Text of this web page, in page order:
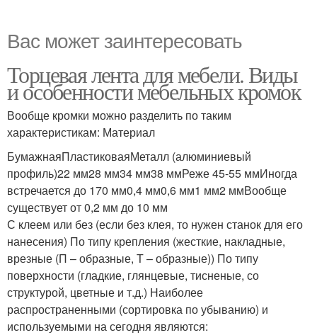
Вас может заинтересовать
Торцевая лента для мебели. Виды
и особенности мебельных кромок
Вообще кромки можно разделить по таким
характеристикам: Материал
БумажнаяПластиковаяМеталл (алюминиевый
профиль)22 мм28 мм34 мм38 ммРеже 45-55 ммИногда
встречается до 170 мм0,4 мм0,6 мм1 мм2 ммВообще
существует от 0,2 мм до 10 мм
С клеем или без (если без клея, то нужен станок для его
нанесения) По типу крепления (жесткие, накладные,
врезные (П – образные, Т – образные)) По типу
поверхности (гладкие, глянцевые, тисненые, со
структурой, цветные и т.д.) Наиболее
распространенными (сортировка по убыванию) и
используемыми на сегодня являются: